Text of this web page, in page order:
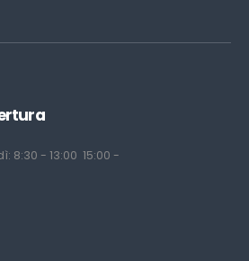
8:30 - 13:00 15:00 -